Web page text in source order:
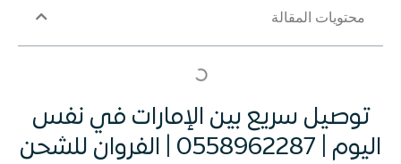
محتويات المقالة
توصيل سريع بين الإمارات في نفس
اليوم | 0558962287 | الفروان للشحن